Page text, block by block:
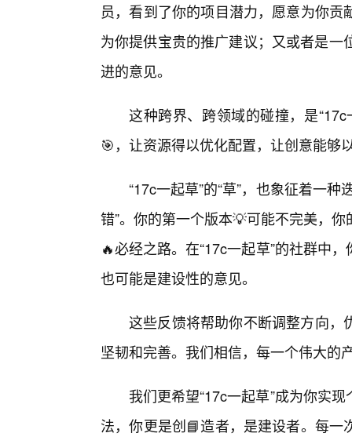
员，看到了你的项目潜力，愿意为你
为你提供宝贵的推广建议；又或者是
进的意见。
这种跨界、跨领域的碰撞，是
🎯，让资源得以优化配置，让创意能够
“17c一起草”的“草”，也象征着一
错”。你的第一个版本💡可能不完美，
🔥必经之路。在“17c一起草”的社群中
也可能是建设性的意见。
这些反馈将帮助你不断调整方向，
坚韧和完善。我们相信，每一个伟大的
我们更希望“17c一起草”成为你实
法，你更是创📘造者，是建设者。每